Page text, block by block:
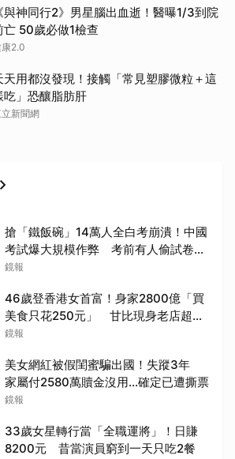
與神同行2》男星腦出血逝！醫曝1/3到院
亡 50歲必做1檢查
2.0
天用都沒發現！接觸「常見塑膠微粒＋這
吃」恐釀脂肪肝
立新聞網
搶「鐵飯碗」14萬人全白考崩潰！中國
考試爆大規模作弊 考前有人偷試卷傳
答案
鏡報
46歲登香港女首富！身家2800億「買
美食只花250元」 甘比現身老店超親
民
鏡報
美女網紅被假閨蜜騙出國！失蹤3年
家屬付2580萬贖金沒用…確定已遭撕票
鏡報
33歲女星轉行當「全職運將」！日賺
8200元 昔當演員窮到一天只吃2餐
消